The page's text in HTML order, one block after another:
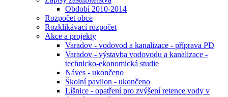
Období 2010-2014
Rozpočet obce
Rozklikávací rozpočet
Akce a projekty
Varadov - vodovod a kanalizace - příprava PD
Varadov - výstavba vodovodu a kanalizace -
technicko-ekonomická studie
Náves - ukončeno
Školní pavilon - ukončeno
Líšnice - opatření pro zvýšení retence vody v